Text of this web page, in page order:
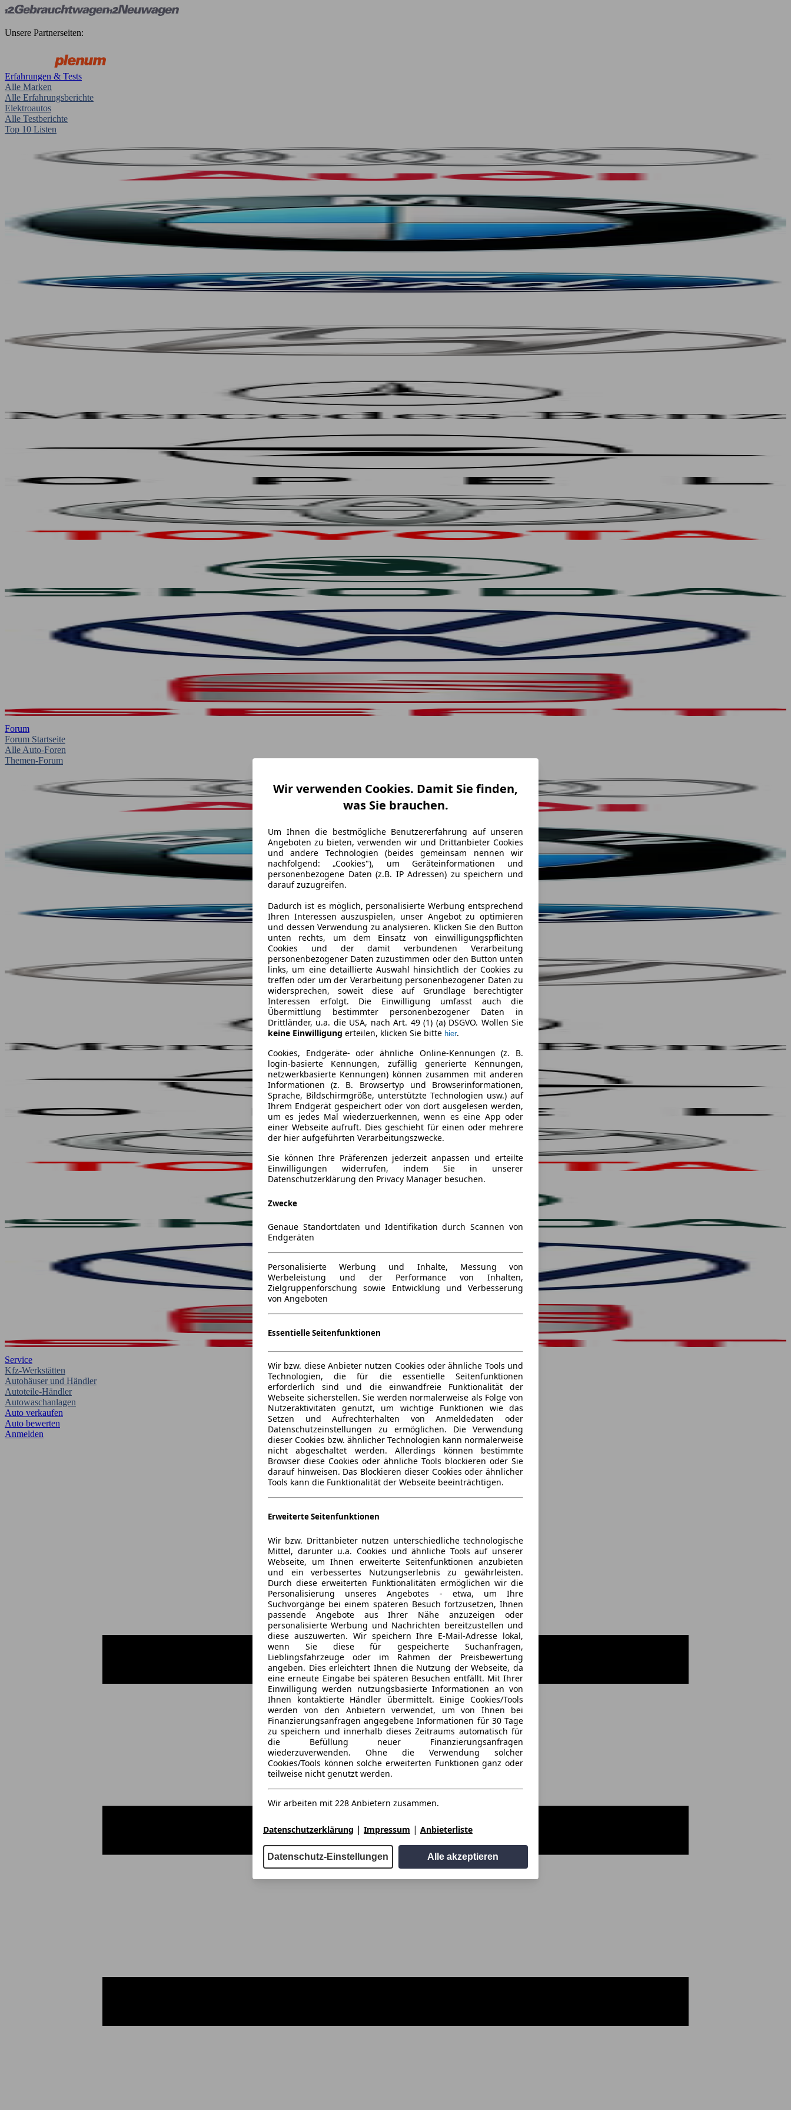
Unsere Partnerseiten:
Erfahrungen & Tests
Alle Marken
Alle Erfahrungsberichte
Elektroautos
Alle Testberichte
Top 10 Listen
Forum
Forum Startseite
Alle Auto-Foren
Themen-Forum
Service
Kfz-Werkstätten
Autohäuser und Händler
Autoteile-Händler
Autowaschanlagen
Auto verkaufen
Auto bewerten
Anmelden
Wir verwenden Cookies. Damit Sie finden,
was Sie brauchen.
Um Ihnen die bestmögliche Benutzererfahrung auf unseren
Angeboten zu bieten, verwenden wir und Drittanbieter Cookies
und andere Technologien (beides gemeinsam nennen wir
nachfolgend: „Cookies"), um Geräteinformationen und
personenbezogene Daten (z.B. IP Adressen) zu speichern und
darauf zuzugreifen.
Dadurch ist es möglich, personalisierte Werbung entsprechend
Ihren Interessen auszuspielen, unser Angebot zu optimieren
und dessen Verwendung zu analysieren. Klicken Sie den Button
unten rechts, um dem Einsatz von einwilligungspflichten
Cookies und der damit verbundenen Verarbeitung
personenbezogener Daten zuzustimmen oder den Button unten
links, um eine detaillierte Auswahl hinsichtlich der Cookies zu
treffen oder um der Verarbeitung personenbezogener Daten zu
widersprechen, soweit diese auf Grundlage berechtigter
Interessen erfolgt. Die Einwilligung umfasst auch die
Übermittlung bestimmter personenbezogener Daten in
Drittländer, u.a. die USA, nach Art. 49 (1) (a) DSGVO. Wollen Sie
keine Einwilligung erteilen, klicken Sie bitte hier.
Cookies, Endgeräte- oder ähnliche Online-Kennungen (z. B.
login-basierte Kennungen, zufällig generierte Kennungen,
netzwerkbasierte Kennungen) können zusammen mit anderen
Informationen (z. B. Browsertyp und Browserinformationen,
Sprache, Bildschirmgröße, unterstützte Technologien usw.) auf
Ihrem Endgerät gespeichert oder von dort ausgelesen werden,
um es jedes Mal wiederzuerkennen, wenn es eine App oder
einer Webseite aufruft. Dies geschieht für einen oder mehrere
der hier aufgeführten Verarbeitungszwecke.
Sie können Ihre Präferenzen jederzeit anpassen und erteilte
Einwilligungen widerrufen, indem Sie in unserer
Datenschutzerklärung den Privacy Manager besuchen.
Zwecke
Genaue Standortdaten und Identifikation durch Scannen von
Endgeräten
Personalisierte Werbung und Inhalte, Messung von
Werbeleistung und der Performance von Inhalten,
Zielgruppenforschung sowie Entwicklung und Verbesserung
von Angeboten
Essentielle Seitenfunktionen
Wir bzw. diese Anbieter nutzen Cookies oder ähnliche Tools und
Technologien, die für die essentielle Seitenfunktionen
erforderlich sind und die einwandfreie Funktionalität der
Webseite sicherstellen. Sie werden normalerweise als Folge von
Nutzeraktivitäten genutzt, um wichtige Funktionen wie das
Setzen und Aufrechterhalten von Anmeldedaten oder
Datenschutzeinstellungen zu ermöglichen. Die Verwendung
dieser Cookies bzw. ähnlicher Technologien kann normalerweise
nicht abgeschaltet werden. Allerdings können bestimmte
Browser diese Cookies oder ähnliche Tools blockieren oder Sie
darauf hinweisen. Das Blockieren dieser Cookies oder ähnlicher
Tools kann die Funktionalität der Webseite beeinträchtigen.
Erweiterte Seitenfunktionen
Wir bzw. Drittanbieter nutzen unterschiedliche technologische
Mittel, darunter u.a. Cookies und ähnliche Tools auf unserer
Webseite, um Ihnen erweiterte Seitenfunktionen anzubieten
und ein verbessertes Nutzungserlebnis zu gewährleisten.
Durch diese erweiterten Funktionalitäten ermöglichen wir die
Personalisierung unseres Angebotes - etwa, um Ihre
Suchvorgänge bei einem späteren Besuch fortzusetzen, Ihnen
passende Angebote aus Ihrer Nähe anzuzeigen oder
personalisierte Werbung und Nachrichten bereitzustellen und
diese auszuwerten. Wir speichern Ihre E-Mail-Adresse lokal,
wenn Sie diese für gespeicherte Suchanfragen,
Lieblingsfahrzeuge oder im Rahmen der Preisbewertung
angeben. Dies erleichtert Ihnen die Nutzung der Webseite, da
eine erneute Eingabe bei späteren Besuchen entfällt. Mit Ihrer
Einwilligung werden nutzungsbasierte Informationen an von
Ihnen kontaktierte Händler übermittelt. Einige Cookies/Tools
werden von den Anbietern verwendet, um von Ihnen bei
Finanzierungsanfragen angegebene Informationen für 30 Tage
zu speichern und innerhalb dieses Zeitraums automatisch für
die Befüllung neuer Finanzierungsanfragen
wiederzuverwenden. Ohne die Verwendung solcher
Cookies/Tools können solche erweiterten Funktionen ganz oder
teilweise nicht genutzt werden.
Wir arbeiten mit 228 Anbietern zusammen.
Datenschutzerklärung | Impressum | Anbieterliste
Datenschutz-Einstellungen Alle akzeptieren